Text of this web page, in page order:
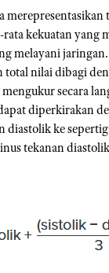
merepresentasikan
kekuatan yang
melayani
total nilai dibagi
secara
diperkirakan
diastolik ke
tekanan